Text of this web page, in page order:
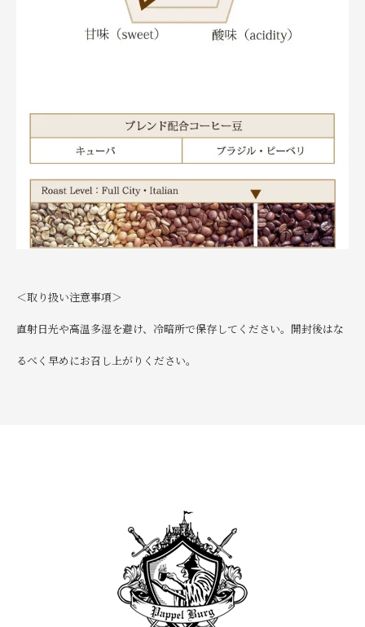
＜取り扱い注意事項＞
直射日光や高温多湿を避け、冷暗所で保存してください。開封後はな
るべく早めにお召し上がりください。